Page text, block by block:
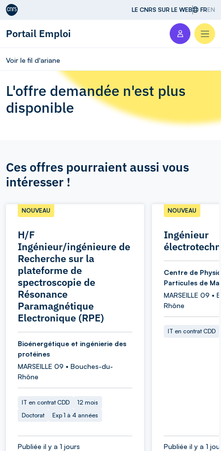
Aller au contenu LE CNRS SUR LE WEB FREN
Portail Emploi
Voir le fil d'ariane
L'offre demandée n'est plus
disponible
Ces offres pourraient aussi vous
intéresser !
H/F
Ingénieur/ingénieure de
Recherche sur la
plateforme de
spectroscopie de
Résonance
Paramagnétique
Electronique (RPE)
NOUVEAU
Bioénergétique et ingénierie des
protéines
MARSEILLE 09 • Bouches-du-
Rhône
IT en contrat CDD
12 mois
Doctorat
Exp 1 à 4 années
Publiée il y a 1 jours
Ingénieur
NOUVEAU
Centre de
Particules de
MARSEILLE 09 •
Rhône
IT en contrat CDD
Publiée il y a 1